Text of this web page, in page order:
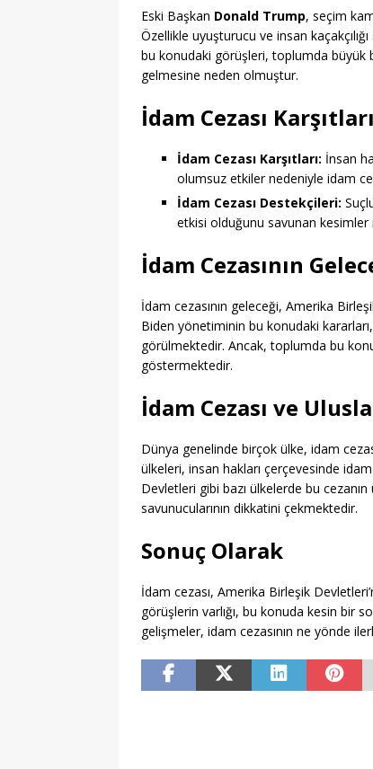
Eski Başkan Donald Trump, seçim
Özellikle uyuşturucu ve insan
bu konudaki görüşleri, toplumda büyük
gelmesine neden olmuştur.
İdam Cezası
İdam Cezası Karşıtları: İnsan
olumsuz etkiler nedeniyle idam
İdam Cezası Destekçileri:
etkisi olduğunu savunan kesimler
İdam Cezasının
İdam cezasının geleceği, Amerika
Biden yönetiminin bu konudaki
görülmektedir. Ancak, toplumda bu
göstermektedir.
İdam Cezası ve
Dünya genelinde birçok ülke, idam
ülkeleri, insan hakları çerçevesinde
Devletleri gibi bazı ülkelerde bu
savunucularının dikkatini çekmektedir.
Sonuç Olarak
İdam cezası, Amerika Birleşik
görüşlerin varlığı, bu konuda kesin bir
gelişmeler, idam cezasının ne yönde